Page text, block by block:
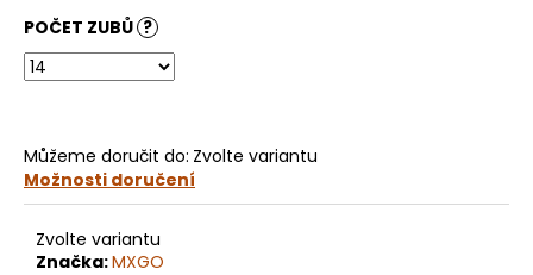
POČET ZUBŮ ?
Můžeme doručit do: Zvolte variantu
Možnosti doručení
Zvolte variantu
Značka:MXGO
o
r
u
j
e
m
e